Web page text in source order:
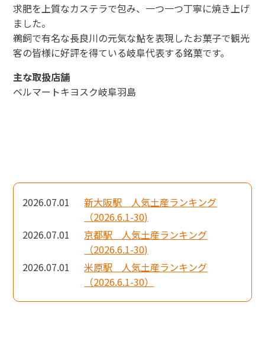
求肥を上質なカステラで包み、一つ一つ丁寧に焼き上げ
ました。
鵜飼で有名な長良川の元気な鮎を表現したお菓子で観光
客の皆様に好評を得ている岐阜代表する銘菓です。
主な取扱店舗
ベルマートキヨスク岐阜羽島
2026.07.01
新大阪駅 人気土産ランキング
（2026.6.1-30)
2026.07.01
京都駅 人気土産ランキング
（2026.6.1-30)
2026.07.01
米原駅 人気土産ランキング
（2026.6.1-30）